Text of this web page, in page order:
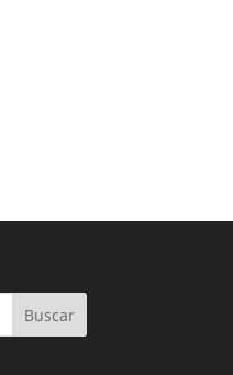
Buscar